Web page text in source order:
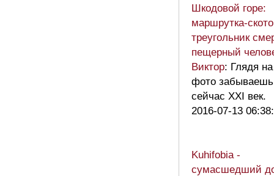
Шкодовой горе:
маршрутка-
треугольник
пещерный
Виктор: Глядя
фото забываешь
сейчас XXI век.
2016-07-13
Kuhifobia -
сумасшедший